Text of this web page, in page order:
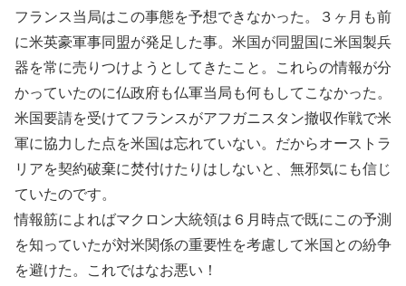
フランス当局はこの事態を予想できなかった。３ヶ月も前
に米英豪軍事同盟が発足した事。米国が同盟国に米国製兵
器を常に売りつけようとしてきたこと。これらの情報が分
かっていたのに仏政府も仏軍当局も何もしてこなかった。
米国要請を受けてフランスがアフガニスタン撤収作戦で米
軍に協力した点を米国は忘れていない。だからオーストラ
リアを契約破棄に焚付けたりはしないと、無邪気にも信じ
ていたのです。
情報筋によればマクロン大統領は６月時点で既にこの予測
を知っていたが対米関係の重要性を考慮して米国との紛争
を避けた。これではなお悪い！